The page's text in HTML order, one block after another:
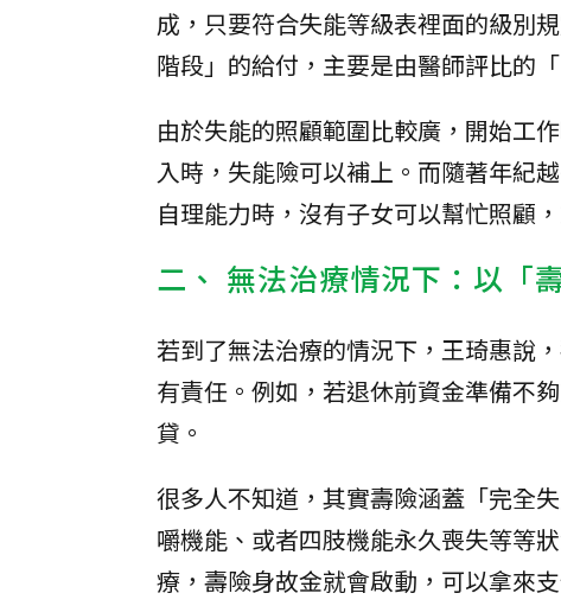
成，只要符合失能等級表裡面的級別
階段」的給付，主要是由醫師評比的
由於失能的照顧範圍比較廣，開始工
入時，失能險可以補上。而隨著年紀
自理能力時，沒有子女可以幫忙照顧
二、 無法治療情況下：以「
若到了無法治療的情況下，王琦惠說
有責任。例如，若退休前資金準備不
貸。
很多人不知道，其實壽險涵蓋「完全
嚼機能、或者四肢機能永久喪失等等
療，壽險身故金就會啟動，可以拿來